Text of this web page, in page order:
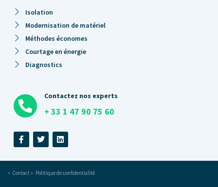
Isolation
Modernisation de matériel
Méthodes économes
Courtage en énergie
Diagnostics
Contactez nos experts
+ 33 1 47 90 75 60
Contact Politique de confidentialité